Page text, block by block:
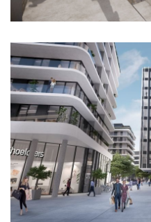
rodinné domy oktáva